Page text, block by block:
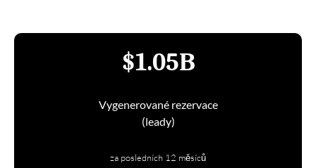
$1.05B
Vygenerované rezervace
(leady)
za posledních 12 měsíců